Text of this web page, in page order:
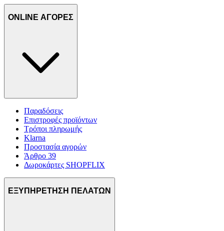
ONLINE ΑΓΟΡΕΣ
Παραδόσεις
Επιστροφές προϊόντων
Τρόποι πληρωμής
Klarna
Προστασία αγορών
Άρθρο 39
Δωροκάρτες SHOPFLIX
ΕΞΥΠΗΡΕΤΗΣΗ ΠΕΛΑΤΩΝ